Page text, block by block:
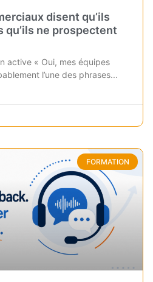
disent qu’ils
ne prospectent
active « Oui, mes équipes
l’une des phrases
FORMATION